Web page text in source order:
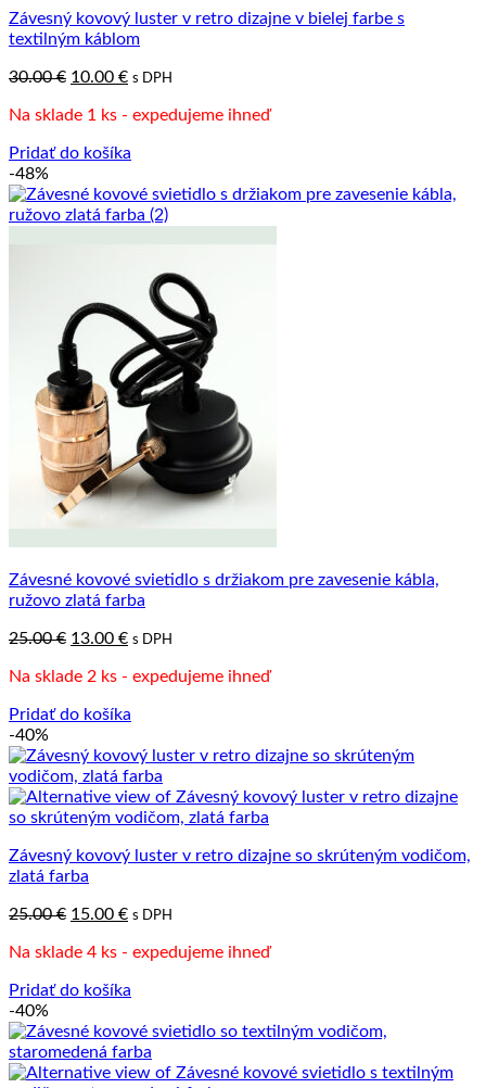
Závesný kovový luster v retro dizajne v bielej farbe s
textilným káblom
30.00€ Pôvodná
bola:
10.00 €Aktuálna
je:
s DPH
Na sklade 1 ks - expedujeme ihneď
Pridať do košíka
-48%
Závesné kovové svietidlo s držiakom pre zavesenie kábla,
ružovo zlatá farba
25.00€ Pôvodná
bola:
13.00 €Aktuálna
je:
s DPH
Na sklade 2 ks - expedujeme ihneď
Pridať do košíka
-40%
Závesný kovový luster v retro dizajne so skrúteným vodičom,
zlatá farba
25.00€ Pôvodná
bola:
15.00 €Aktuálna
je:
s DPH
Na sklade 4 ks - expedujeme ihneď
Pridať do košíka
-40%